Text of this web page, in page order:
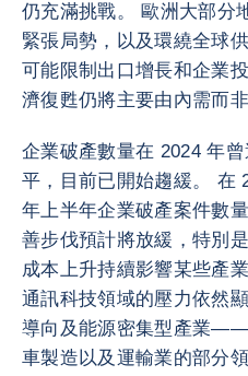
仍充滿挑戰。 歐洲大部分
緊張局勢，以及環繞全球
可能限制出口增長和企業
濟復甦仍將主要由內需而
企業破產數量在 2024 年
平，目前已開始趨緩。 在
年上半年企業破產案件數
善步伐預計將放緩，特別
成本上升持續影響某些產
通訊科技領域的壓力依然
導向及能源密集型產業
車製造以及運輸業的部分